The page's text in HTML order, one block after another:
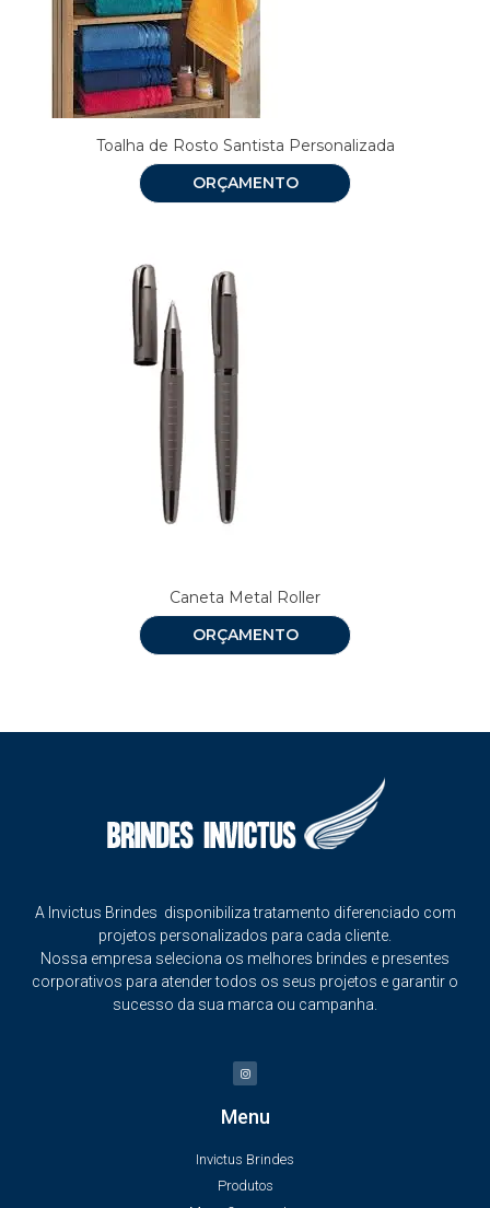
Toalha de Rosto Santista Personalizada
ORÇAMENTO
Caneta Metal Roller
ORÇAMENTO
A Invictus Brindes disponibiliza tratamento diferenciado com
projetos personalizados para cada cliente.
Nossa empresa seleciona os melhores brindes e presentes
corporativos para atender todos os seus projetos e garantir o
sucesso da sua marca ou campanha.
Menu
Invictus Brindes
Produtos